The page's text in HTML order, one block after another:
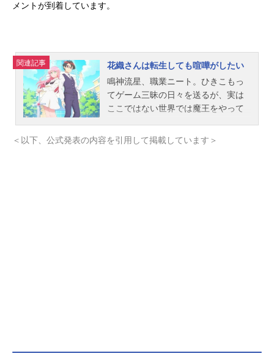
メントが到着しています。
関連記事
花織さんは転生しても喧嘩がしたい
鳴神流星、職業ニート。ひきこもっ
てゲーム三昧の日々を送るが、実は
ここではない世界では魔王をやって
者であり、現在は女子高生の花織ミ
李依朝比奈絵理子：五十嵐裕美鳴神
＜以下、公式発表の内容を引用して掲載しています＞